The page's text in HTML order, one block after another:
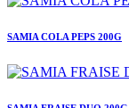
SAMIA COLA PEPS 200G